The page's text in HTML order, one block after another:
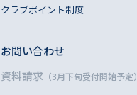
クラブポイント制度
お問い合わせ
資料請求 （3月下旬受付開始予定）